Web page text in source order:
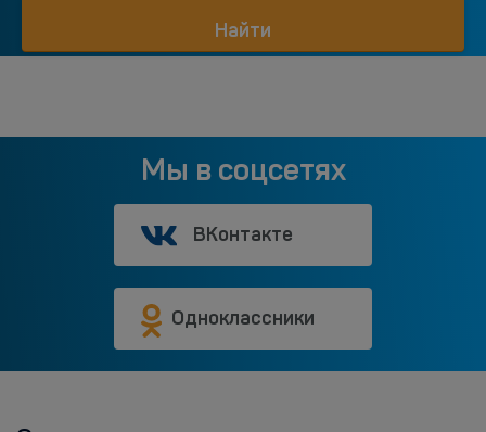
Найти
Мы в соцсетях
ВКонтакте
Одноклассники